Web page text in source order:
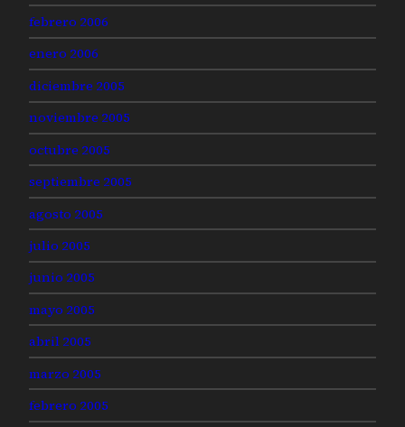
febrero 2006
enero 2006
diciembre 2005
noviembre 2005
octubre 2005
septiembre 2005
agosto 2005
julio 2005
junio 2005
mayo 2005
abril 2005
marzo 2005
febrero 2005